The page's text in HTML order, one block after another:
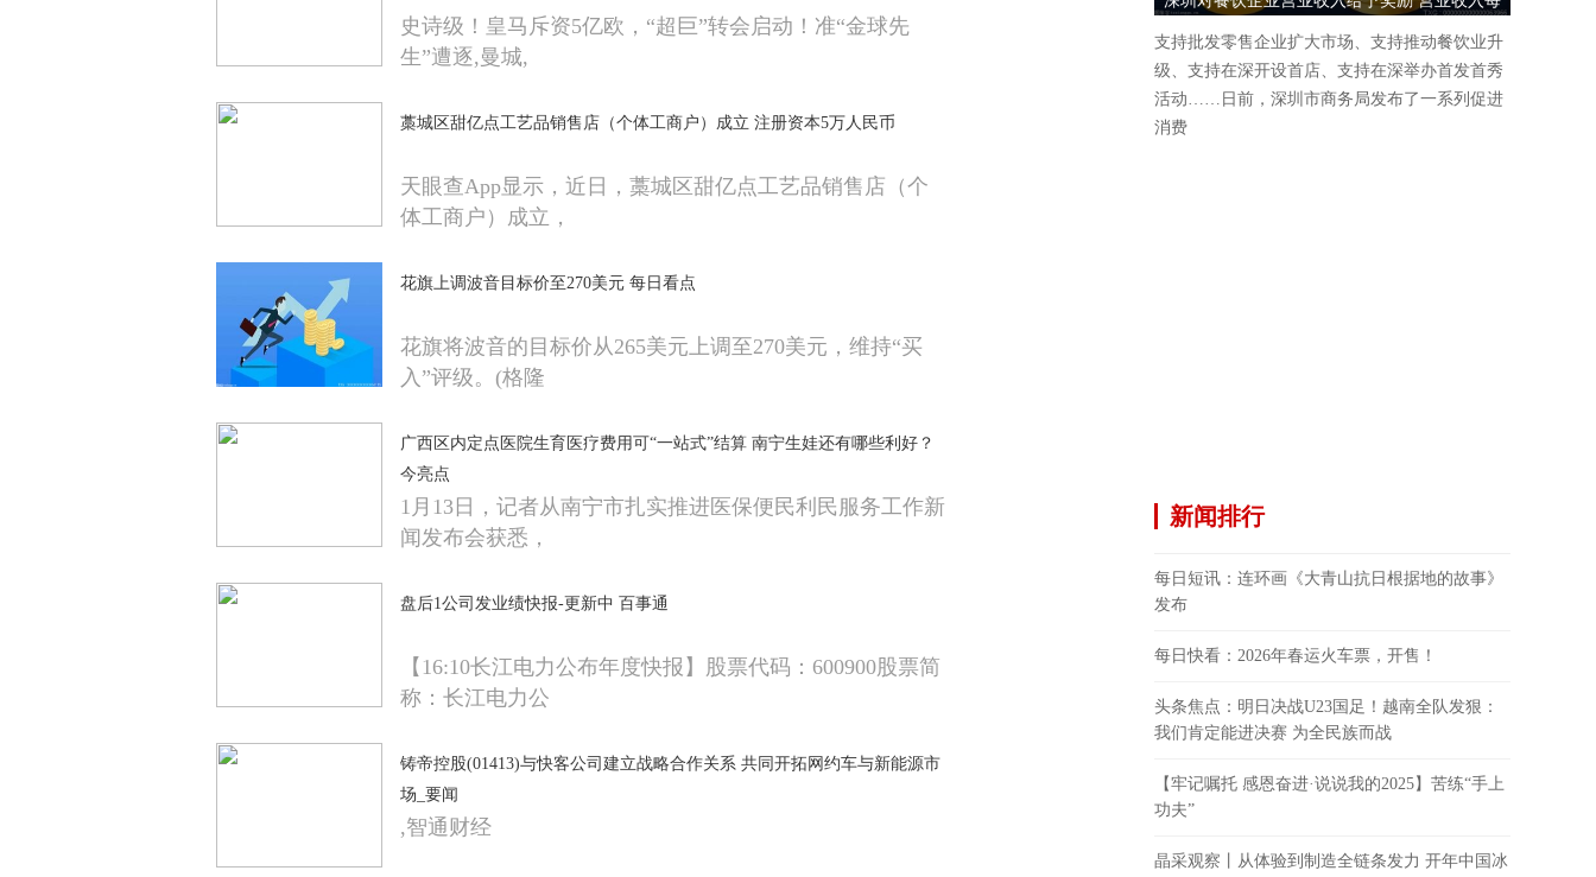
史诗级！皇马斥资5亿欧，“超巨”转会启动！准“金球先
生”遭逐,曼城,
藁城区甜亿点工艺品销售店（个体工商户）成立 注册资本5万人民币
天眼查App显示，近日，藁城区甜亿点工艺品销售店（个
体工商户）成立，
花旗上调波音目标价至270美元 每日看点
花旗将波音的目标价从265美元上调至270美元，维持“买
入”评级。(格隆
广西区内定点医院生育医疗费用可“一站式”结算 南宁生娃还有哪些利好？
今亮点
1月13日，记者从南宁市扎实推进医保便民利民服务工作新
闻发布会获悉，
盘后1公司发业绩快报-更新中 百事通
【16:10长江电力公布年度快报】股票代码：600900股票简
称：长江电力公
铸帝控股(01413)与快客公司建立战略合作关系 共同开拓网约车与新能源市
场_要闻
,智通财经
1000万元奖励5万元
支持批发零售企业扩大市场、支持推动餐饮业升
级、支持在深开设首店、支持在深举办首发首秀
活动……日前，深圳市商务局发布了一系列促进
消费
新闻排行
每日短讯：连环画《大青山抗日根据地的故事》
发布
每日快看：2026年春运火车票，开售！
头条焦点：明日决战U23国足！越南全队发狠：
我们肯定能进决赛 为全民族而战
【牢记嘱托 感恩奋进·说说我的2025】苦练“手上
功夫”
晶采观察丨从体验到制造全链条发力 开年中国冰